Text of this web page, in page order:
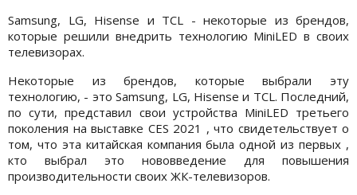
Samsung, LG, Hisense и TCL - некоторые из брендов,
которые решили внедрить технологию MiniLED в своих
телевизорах.
Некоторые из брендов, которые выбрали эту
технологию, - это Samsung, LG, Hisense и TCL. Последний,
по сути, представил свои устройства MiniLED третьего
поколения на выставке CES 2021 , что свидетельствует о
том, что эта китайская компания была одной из первых ,
кто выбрал это нововведение для повышения
производительности своих ЖК-телевизоров.